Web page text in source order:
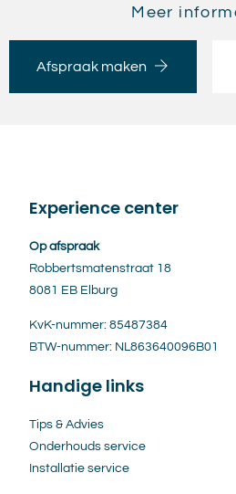
Meer
Afspraak maken
Experience center
Op afspraak
Robbertsmatenstraat 18
8081 EB Elburg
KvK-nummer: 85487384
BTW-nummer: NL863640096B01
Handige links
Tips & Advies
Onderhouds service
Installatie service